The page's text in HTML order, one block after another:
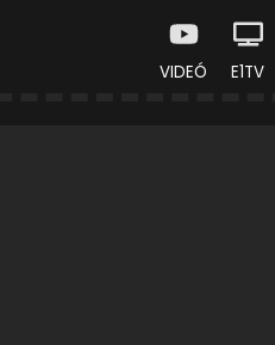
VIDEÓ E1TV